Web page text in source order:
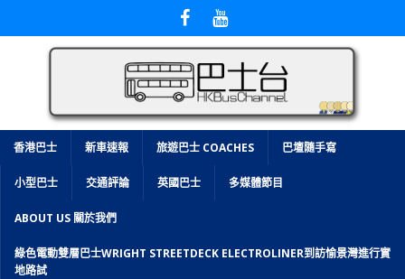
香港巴士 新車速報 旅遊巴士 COACHES 巴壇隨手寫
小型巴士 交通評論 英國巴士 多媒體節目
ABOUT US 關於我們
綠色電動雙層巴士WRIGHT STREETDECK ELECTROLINER到訪愉景灣進行實
地路試